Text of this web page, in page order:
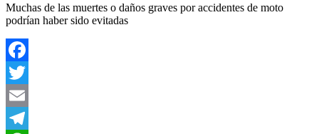
Muchas de las muertes o daños graves por accidentes de moto
podrían haber sido evitadas
Facebook
Twitter
Email